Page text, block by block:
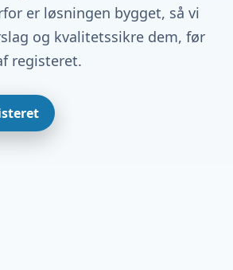
er løsningen bygget, så vi
og kvalitetssikre dem, før
registeret.